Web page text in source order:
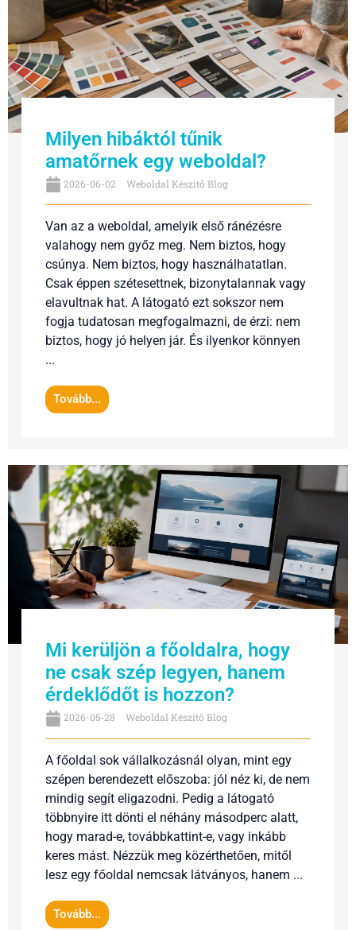
Milyen hibáktól tűnik
amatőrnek egy weboldal?
2026-06-02 Weboldal Készítő Blog
Van az a weboldal, amelyik első ránézésre
valahogy nem győz meg. Nem biztos, hogy
csúnya. Nem biztos, hogy használhatatlan.
Csak éppen szétesettnek, bizonytalannak vagy
elavultnak hat. A látogató ezt sokszor nem
fogja tudatosan megfogalmazni, de érzi: nem
biztos, hogy jó helyen jár. És ilyenkor könnyen
...
Tovább...
Mi kerüljön a főoldalra, hogy
ne csak szép legyen, hanem
érdeklődőt is hozzon?
2026-05-28 Weboldal Készítő Blog
A főoldal sok vállalkozásnál olyan, mint egy
szépen berendezett előszoba: jól néz ki, de nem
mindig segít eligazodni. Pedig a látogató
többnyire itt dönti el néhány másodperc alatt,
hogy marad-e, továbbkattint-e, vagy inkább
keres mást. Nézzük meg közérthetően, mitől
lesz egy főoldal nemcsak látványos, hanem ...
Tovább...